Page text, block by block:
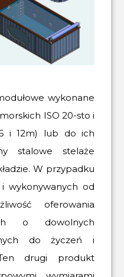
wykonane
ISO 20-sto i
i 12m) lub do ich
stalowe stelaże
W przypadku
wykonywanych od
oferowania
o dowolnych
do życzeń i
drugi produkt